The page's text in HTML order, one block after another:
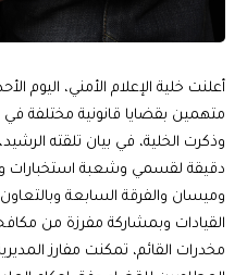
أعلنت خلية الإعلام الأمني، اليوم
متهمين بقضايا قانونية مختلفة في
وذكرت الخلية، في بيان تلقته
دقيقة لقسمي وشعبة استخبارات
وميسان والفرقة السابعة
القيادات وبمشاركة مفرزة من
مخدرات القائم، تمكنت مفارز